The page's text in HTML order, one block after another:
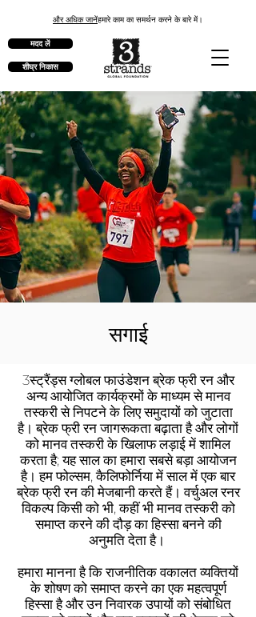
और अधिक जानेंहमारे काम का समर्थन करने के बारे में।
मदद लें
शीघ्र निकास
सगाई
3स्ट्रैंड्स ग्लोबल फाउंडेशन ब्रेक फ्री रन और
अन्य आयोजित कार्यक्रमों के माध्यम से मानव
तस्करी से निपटने के लिए समुदायों को जुटाता
है। ब्रेक फ्री रन जागरूकता बढ़ाता है और लोगों
को मानव तस्करी के खिलाफ लड़ाई में शामिल
करता है; यह साल का हमारा सबसे बड़ा आयोजन
है। हम फोल्सम, कैलिफोर्निया में साल में एक बार
ब्रेक फ्री रन की मेजबानी करते हैं। वर्चुअल रनर
विकल्प किसी को भी, कहीं भी मानव तस्करी को
समाप्त करने की दौड़ का हिस्सा बनने की
अनुमति देता है।
हमारा मानना है कि राजनीतिक वकालत व्यक्तियों
के शोषण को समाप्त करने का एक महत्वपूर्ण
हिस्सा है और उन निवारक उपायों को संबोधित